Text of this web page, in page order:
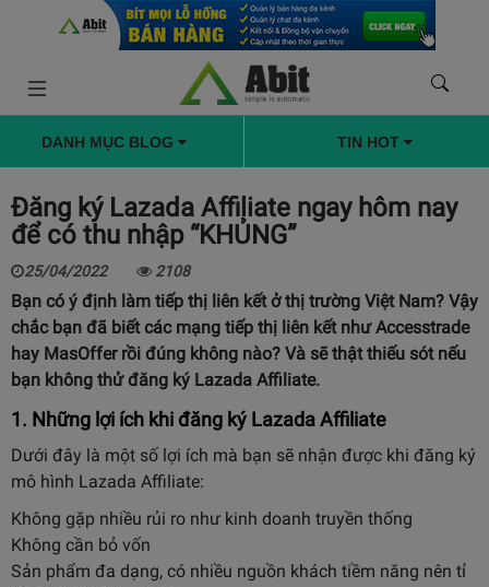
DANH MỤC BLOG TIN HOT
Đăng ký Lazada Affiliate ngay hôm nay
để có thu nhập “KHỦNG”
25/04/2022 2108
Bạn có ý định làm tiếp thị liên kết ở thị trường Việt Nam? Vậy
chắc bạn đã biết các mạng tiếp thị liên kết như Accesstrade
hay MasOffer rồi đúng không nào? Và sẽ thật thiếu sót nếu
bạn không thử đăng ký Lazada Affiliate.
1. Những lợi ích khi đăng ký Lazada Affiliate
Dưới đây là một số lợi ích mà bạn sẽ nhận được khi đăng ký
mô hình Lazada Affiliate:
Không gặp nhiều rủi ro như kinh doanh truyền thống
Không cần bỏ vốn
Sản phẩm đa dạng, có nhiều nguồn khách tiềm năng nên tỉ